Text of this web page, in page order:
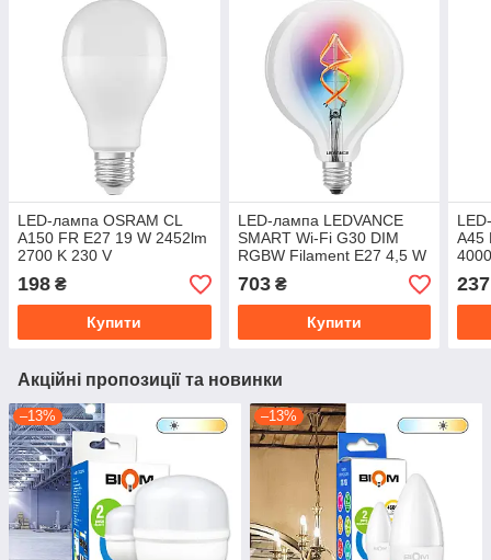
LED-лампа OSRAM CL
A150 FR E27 19 W 2452lm
2700 K 230 V
(4058075245976)
198 ₴
Купити
LED-лампа LEDVANCE
SMART Wi-Fi G30 DIM
RGBW Filament E27 4,5 W
300 lm 2700 К 230 V
(4058075609938)
703₴
Купити
A45
237
Акційні пропозиції та новинки
–13% –13%